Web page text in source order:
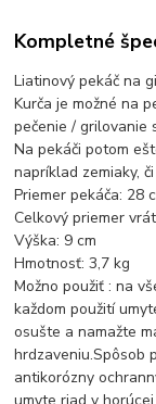
Kompletné
Liatinový pekáč na
Kurča je možné na
pečenie / grilovanie
Na pekáči potom
napríklad zemiaky,
Priemer pekáča: 28
Celkový priemer
Výška: 9 cm
Hmotnosť: 3,7 kg
Možno použiť : na
každom použití
osušte a namažte
hrdzaveniu.Spôsob
antikorózny
umyte riad v